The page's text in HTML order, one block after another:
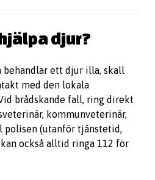
djur?
behandlar ett djur illa, skall
med den lokala
brådskande fall, ring direkt
kommunveterinär,
(utanför tjänstetid,
också alltid ringa 112 för